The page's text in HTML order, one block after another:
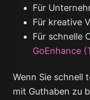
Für
Für kreative
Für schnelle
GoEnhance
Wenn Sie schnell
mit Guthaben zu